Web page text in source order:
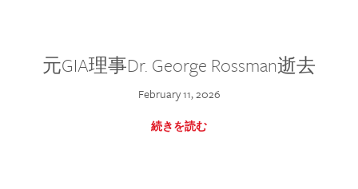
元GIA理事Dr. George Rossman逝去
February 11, 2026
続きを読む